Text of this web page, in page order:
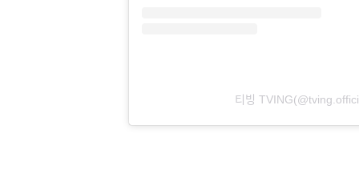
티빙